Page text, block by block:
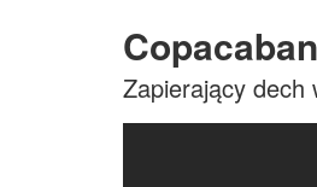
Zapierający dech